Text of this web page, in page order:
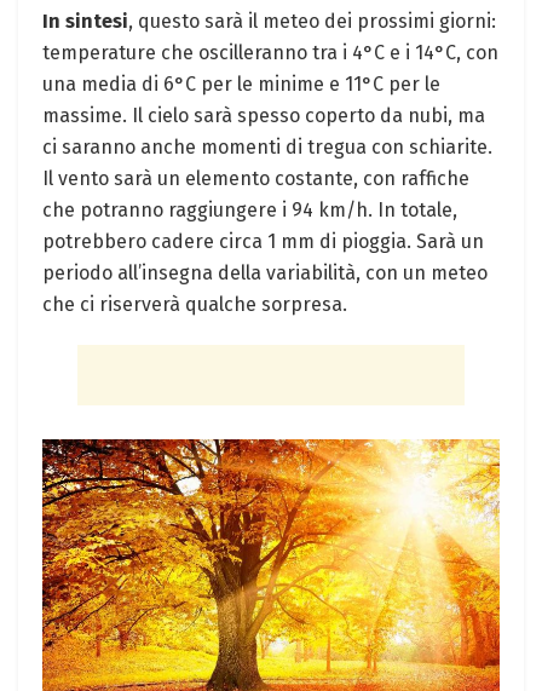
In sintesi, questo sarà il meteo dei prossimi giorni:
temperature che oscilleranno tra i 4°C e i 14°C, con
una media di 6°C per le minime e 11°C per le
massime. Il cielo sarà spesso coperto da nubi, ma
ci saranno anche momenti di tregua con schiarite.
Il vento sarà un elemento costante, con raffiche
che potranno raggiungere i 94 km/h. In totale,
potrebbero cadere circa 1 mm di pioggia. Sarà un
periodo all’insegna della variabilità, con un meteo
che ci riserverà qualche sorpresa.